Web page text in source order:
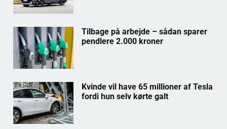
Tilbage på arbejde – sådan sparer
pendlere 2.000 kroner
Kvinde vil have 65 millioner af Tesla
fordi hun selv kørte galt